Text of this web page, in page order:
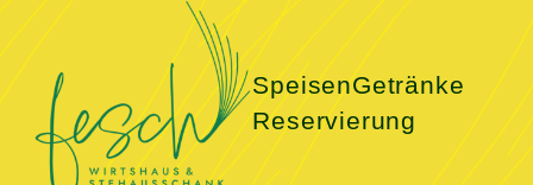
SpeisenGetränke
Reservierung